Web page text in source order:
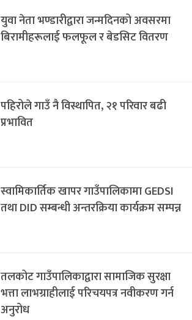
युवा नेता भण्डारीद्वारा जन्मदिनको अवसरमा
बिरामीहरूलाई फलफूल र बेडसिट वितरण
पहिरोले गाउँ नै विस्थापित, २१ परिवार बढी
प्रभावित
स्वामिकार्तिक खापर गाउँपालिकामा GEDSI
तथा DID सम्बन्धी अन्तरक्रिया कार्यक्रम सम्पन्न
तलकोट गाउँपालिकाद्वारा सामाजिक सुरक्षा
भत्ता लाभग्राहीलाई परिचयपत्र नवीकरण गर्न
अनुरोध